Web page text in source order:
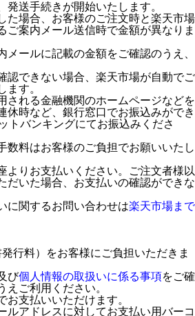
発送手続きが開始いたします。
た場合、お客様のご注文時と楽天市場
ご案内メール送信時で金額が異なりま
メールに記載の金額をご確認のうえ、
認できない場合、楽天市場が自動でご
ます。
される金融機関のホームページなどを
休時など、銀行窓口でお振込みができ
トバンキングにてお振込みくださ
数料はお客様のご負担でお願いいたし
よりお支払いください。ご注文者様以
だいた場合、お支払いの確認ができな
に関するお問い合わせは楽天市場まで
発行料）をお客様にご負担いただきま
び個人情報の取扱いに係る事項をご確
えご利用ください。
お支払いいただけます。
ルアドレスに対してお支払い用バーコ